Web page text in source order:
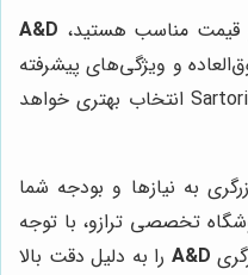
و قیمت مناسب هستید، A&D
و ویژگی‌های پیشرفته
برای شما اهمیت بیشتری دارد، Sartorius انتخاب بهتری خواهد
به نیازها و بودجه شما
تخصصی ترازو، با توجه
A&D را به دلیل دقت بالا